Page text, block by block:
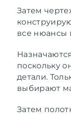
Затем
все нюансы
поскольку
детали.
выбирают
Затем